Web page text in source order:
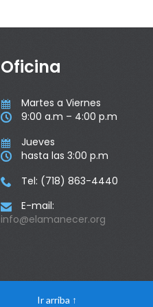
Oficina
 Martes a Viernes
 9:00 a.m – 4:00 p.m
 Jueves
 hasta las 3:00 p.m
 Tel: (718) 863-4440

E-mail:
info@elamanecer.org
Ir arriba ↑